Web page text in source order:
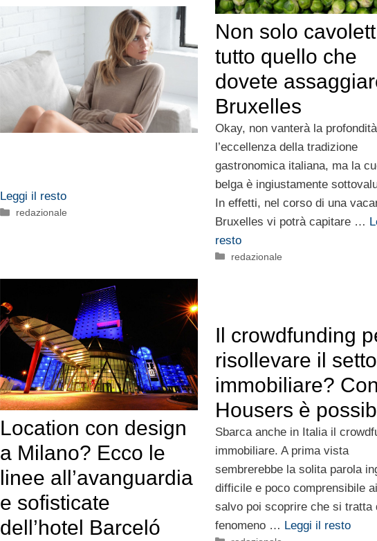
Leggi il resto
Categorie
redazionale
Non solo
tutto quello che
dovete
Bruxelles
Okay, non vanterà la
l’eccellenza della tradizione
gastronomica italiana, ma la
belga è ingiustamente
In effetti, nel corso di una
Bruxelles vi potrà capitare …
resto
Categorie
redazionale
Location con design
a Milano? Ecco le
linee all’avanguardia
e sofisticate
dell’hotel Barceló
Il crowdfunding
risollevare il
immobiliare?
Housers è
Sbarca anche in Italia il
immobiliare. A prima vista
sembrerebbe la solita parola
difficile e poco comprensibile
salvo poi scoprire che si tratta
fenomeno … Leggi il resto